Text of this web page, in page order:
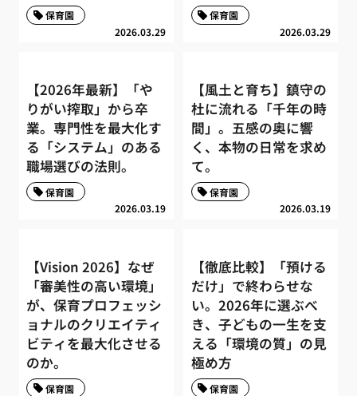
2026.03.29
保育園
2026.03.29
保育園
【2026年最新】「や
りがい搾取」から卒
業。専門性を最大化す
る「システム」のある
職場選びの法則。
2026.03.19
保育園
【風土と育ち】鎮守の
杜に流れる「千年の時
間」。五感の奥に響
く、本物の日常を求め
て。
2026.03.19
保育園
【Vision 2026】なぜ
「審美性の高い環境」
が、保育プロフェッシ
ョナルのクリエイティ
ビティを最大化させる
のか。
保育園
【徹底比較】「預ける
だけ」で終わらせな
い。2026年に選ぶべ
き、子どもの一生を支
える「環境の質」の見
極め方
保育園